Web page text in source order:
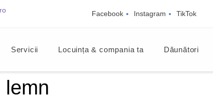
Facebook Instagram TikTok
Servicii Locuința & compania ta Dăunători
lemn